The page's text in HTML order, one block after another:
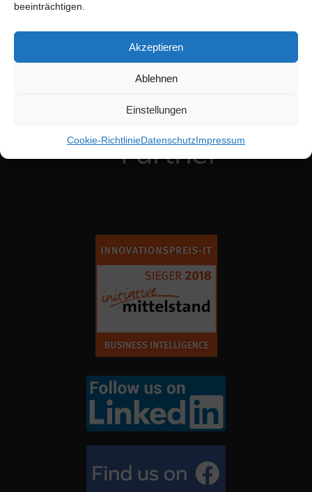
beeinträchtigen.
Akzeptieren
Ablehnen
Einstellungen
Cookie-RichtlinieDatenschutzImpressum